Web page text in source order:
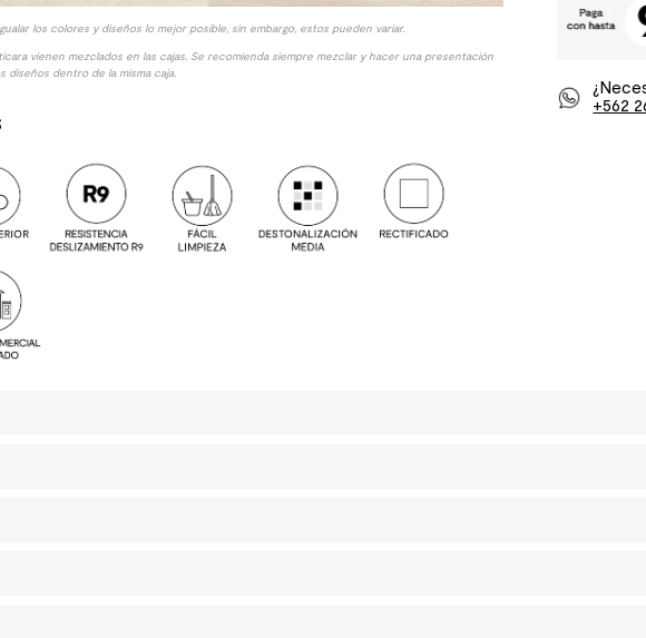
los colores y diseños lo mejor posible, sin embargo, estos pueden variar.
vienen mezclados en las cajas. Se recomienda siempre mezclar y hacer una presentación
diseños dentro de la misma caja.
+562